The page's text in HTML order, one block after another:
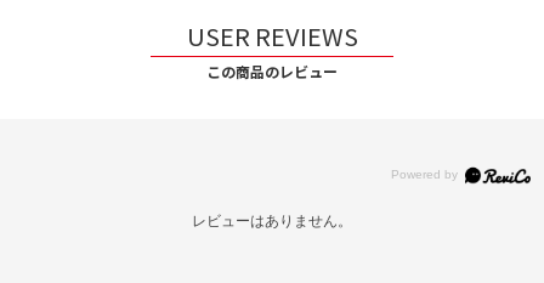
USER REVIEWS
この商品のレビュー
レビューはありません。